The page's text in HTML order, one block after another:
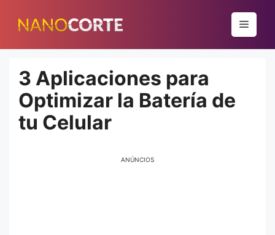
para
conteúdo
Menu
3 Aplicaciones para
Optimizar la Batería de
tu Celular
ANÚNCIOS